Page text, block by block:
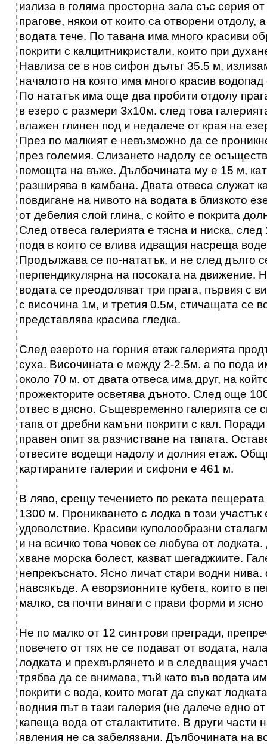
излиза в голяма просторна зала със серия
прагове, някои от които са отворени отдолу,
водата тече. По тавана има много красиви
покрити с калцитникристали, които при
Навлиза се в нов сифон дълъг 35.5 м,
началото на която има много красив
По нататък има още два пробити отдолу
в езеро с размери Зх10м. след това
влажен глинен под и недалече от края на
През по малкият е невъзможно да се
през големия. Слизането надолу се
помощта на въже. Дълбочината му е 15 м,
разширява в камбана. Двата отвеса служат
повдигане на нивото на водата в близкото
от дебелия слой глина, с който е покрита
След отвеса галерията е тясна и ниска,
пода в които се влива идващия насреща
Продължава се по-нататък, и не след дълго
перпендикулярна на посоката на движение.
водата се преодоляват три прага, първия с
с височина 1м, и третия 0.5м, стичащата се
представлява красива гледка.
След езерото на горния етаж галерията
суха. Височината е между 2-2.5м. а по пода
около 70 м. от двата отвеса има друг, на
прожекторите осветява дъното. След още
отвес в дясно. Същевременно галерията се
тапа от дребни камъни покрити с кал.
правен опит за разчистване на тапата.
отвесите водещи надолу и долния етаж.
картираните галерии и сифони е 461 м.
В ляво, срещу течението по реката
1300 м. Проникването с лодка в този участък
удоволствие. Красиви куполообразни
и на всичко това човек се любува от
хване морска болест, казват шегаджиите.
непрекъснато. Ясно личат стари водни
навсякъде. А еворзионните кубета, които в
малко, са почти винаги с прави форми и ясно
Не по малко от 12 синтрови прегради,
повечето от тях не се подават от водата,
лодката и прехвърлянето и в следващия
трябва да се внимава, тъй като във водата
покрити с вода, които могат да спукат
водния път в тази галерия (не далече едно
капеща вода от сталактитите. В други части
явления не са забелязани. Дълбочината на